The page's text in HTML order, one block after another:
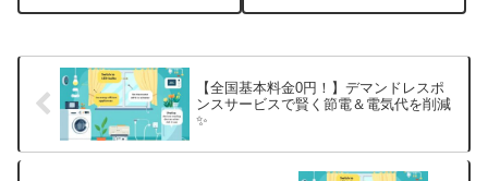
べたい5つの食品
【全国基本料金0円！】デマンドレスポ
ンスサービスで賢く節電＆電気代を削減
✨